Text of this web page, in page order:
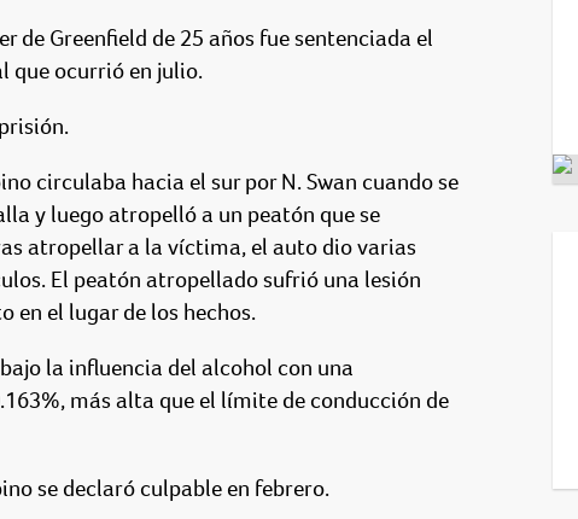
de Greenfield de 25 años fue sentenciada el
que ocurrió en julio.
circulaba hacia el sur por N. Swan cuando se
y luego atropelló a un peatón que se
atropellar a la víctima, el auto dio varias
El peatón atropellado sufrió una lesión
en el lugar de los hechos.
bajo la influencia del alcohol con una
más alta que el límite de conducción de
se declaró culpable en febrero.